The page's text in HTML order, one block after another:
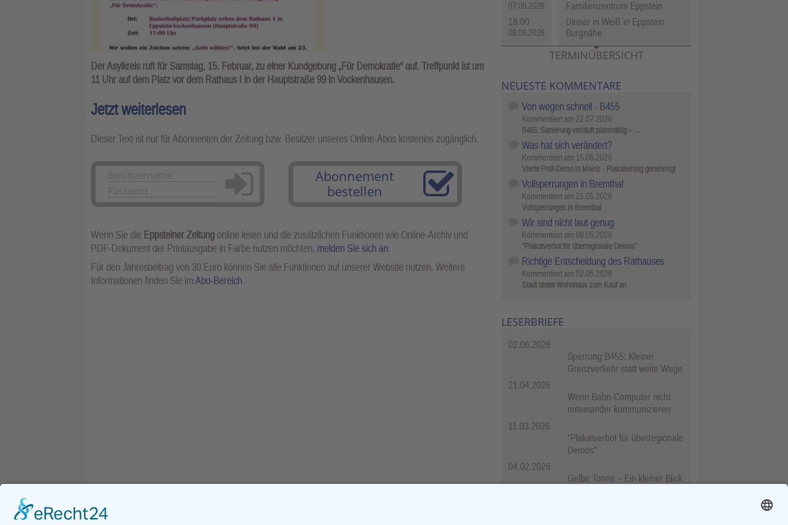
Der Asylkreis ruft für Samstag, 15. Februar, zu einer Kundgebung „Für Demokratie“ auf. Treffpunkt ist um
11 Uhr auf dem Platz vor dem Rathaus I in der Hauptstraße 99 in Vockenhausen.
Jetzt weiterlesen
Dieser Text ist nur für Abonnenten der Zeitung bzw. Besitzer unseres Online-Abos kostenlos zugänglich.
Anmelden
Abonnement
bestellen
Wenn Sie die Eppsteiner Zeitung online lesen und die zusätzlichen Funktionen wie Online-Archiv und
PDF-Dokument der Printausgabe in Farbe nutzen möchten, melden Sie sich an.
Für den Jahresbeitrag von 30 Euro können Sie alle Funktionen auf unserer Website nutzen. Weitere
Informationen finden Sie imAbo-Bereich.
07.08.2026
Familienzentrum Eppstein
18:00
08.08.2026
Dinner in Weiß in Eppstein
Burgnähe
TERMINÜBERSICHT
NEUESTE KOMMENTARE
Von wegen schnell - B455
Kommentiert am 22.07.2026
B455: Sanierung verläuft planmäßig – …
Was hat sich verändert?
Kommentiert am 15.06.2026
Vierte Prüf-Demo in Mainz - Plakatierung genehmigt
Vollsperrungen in Bremthal
Kommentiert am 21.05.2026
Vollsperrungen in Bremthal
Wir sind nicht laut genug
Kommentiert am 08.05.2026
"Plakatverbot für überregionale Demos"
Richtige Entscheidung des Rathauses
Kommentiert am 02.05.2026
Stadt bietet Wohnhaus zum Kauf an
LESERBRIEFE
02.06.2026
Sperrung B455: Kleiner
Grenzverkehr statt weite Wege
21.04.2026
Wenn Bahn-Computer nicht
miteinander kommunizieren
11.03.2026
"Plakatverbot für überregionale
Demos"
04.02.2026
Gelbe Tonne – Ein kleiner Blick